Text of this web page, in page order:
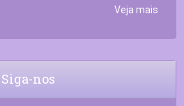
Veja mais
Siga-nos